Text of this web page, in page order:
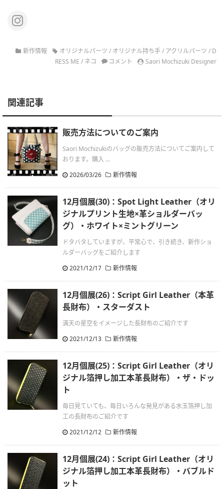
新作情報 オリジナルパーツ / オリジナル持ち手/ アクリルパーツ / D
RESS ME / ネコ コメント Saori Mochizuki Designer
関連記事
販売方法についてのご案内
Saori Mochizukiのバッグの販売方法についてご案内して
おります。購入 ...
2026/03/26
新作情報
12月個展(30)：Spot Light Leather（オリ
ジナルプリント生地×革ショルダーバッ
グ）・ホワイト×ミントグリーン
ドタバタしていますが、平常心で、引き続き、新作ショ
ルダーバッグをご紹介します
2021/12/17
新作情報
12月個展(26)：Script Girl Leather（本革
長財布）・スターダスト
満天の星空をイメージした長財布のご紹介です
2021/12/13
新作情報
12月個展(25)：Script Girl Leather（オリ
ジナル箔押し加工本革長財布）・ザ・ドッ
ト
毎日見ていても、毎日いろんな発見がある水玉箔押し加
工の長財布のご紹介です
2021/12/12
新作情報
12月個展(24)：Script Girl Leather（オリ
ジナル箔押し加工本革長財布）・バブルド
ット